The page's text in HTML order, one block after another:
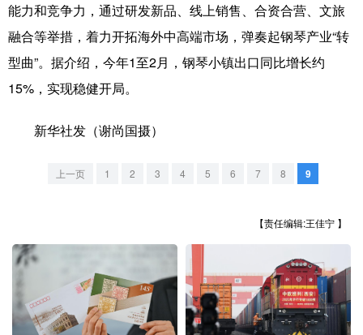
地方频道
北京
湖南
重庆
甘肃 青海 宁夏
新疆 内蒙古 黑龙江
能力和竞争力，通过研发新品、线上销售、合资合营、文旅
融合等举措，着力开拓海外中高端市场，弹奏起钢琴产业“转
型曲”。据介绍，今年1至2月，钢琴小镇出口同比增长约
15%，实现稳健开局。
新华社发（谢尚国摄）
上一页 1 2 3 4 5 6 7 8 9
【责任编辑:王佳宁 】